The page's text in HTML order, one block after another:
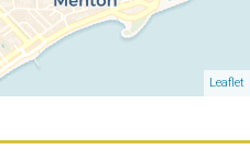
Leaflet